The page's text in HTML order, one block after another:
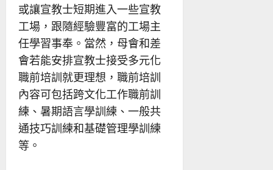
或讓宣教士短期進入一些宣教
工場，跟隨經驗豐富的工場主
任學習事奉。當然，母會和差
會若能安排宣教士接受多元化
職前培訓就更理想，職前培訓
內容可包括跨文化工作職前訓
練、暑期語言學訓練、一般共
通技巧訓練和基礎管理學訓練
等。